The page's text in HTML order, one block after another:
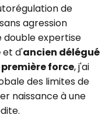
de
agression
double expertise
et d'ancien délégué
force, j'ai
des limites de
naissance à une